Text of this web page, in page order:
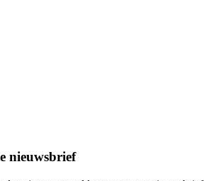
nieuwsbrief